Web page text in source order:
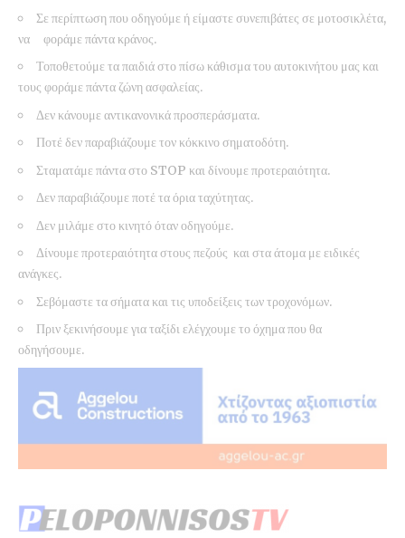
Σε περίπτωση που οδηγούμε ή είμαστε συνεπιβάτες σε μοτοσικλέτα,
να φοράμε πάντα κράνος.
Τοποθετούμε τα παιδιά στο πίσω κάθισμα του αυτοκινήτου μας και
τους φοράμε πάντα ζώνη ασφαλείας.
Δεν κάνουμε αντικανονικά προσπεράσματα.
Ποτέ δεν παραβιάζουμε τον κόκκινο σηματοδότη.
Σταματάμε πάντα στο STOP και δίνουμε προτεραιότητα.
Δεν παραβιάζουμε ποτέ τα όρια ταχύτητας.
Δεν μιλάμε στο κινητό όταν οδηγούμε.
Δίνουμε προτεραιότητα στους πεζούς και στα άτομα με ειδικές
ανάγκες.
Σεβόμαστε τα σήματα και τις υποδείξεις των τροχονόμων.
Πριν ξεκινήσουμε για ταξίδι ελέγχουμε το όχημα που θα
οδηγήσουμε.